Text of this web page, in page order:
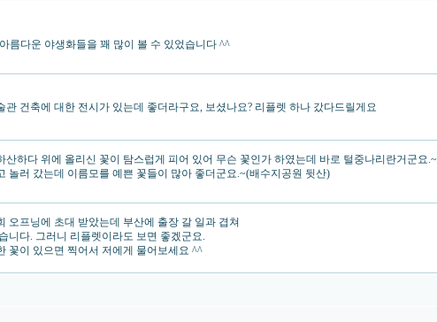
름다운 야생화들을 꽤 많이 볼 수 있었습니다 ^^
건축에 대한 전시가 있는데 좋더라구요, 보셨나요? 리플렛 하나 갔다드릴게요
하다 위에 올리신 꽃이 탐스럽게 피어 있어 무슨 꽃인가 하였는데 바로 털중나리란거군요.~
놀러 갔는데 이름모를 예쁜 꽃들이 많아 좋더군요.~(배수지공원 뒷산)
오프닝에 초대 받았는데 부산에 출장 갈 일과 겹쳐
니다. 그러니 리플렛이라도 보면 좋겠군요.
꽃이 있으면 찍어서 저에게 물어보세요 ^^